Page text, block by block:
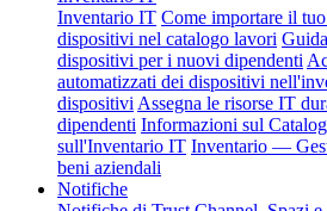
Inventario IT Come importare il
dispositivi nel catalogo lavori
dispositivi per i nuovi dipendenti
automatizzati dei dispositivi
dispositivi Assegna le risorse IT
dipendenti Informazioni sul
sull'Inventario IT Inventario —
beni aziendali
Notifiche